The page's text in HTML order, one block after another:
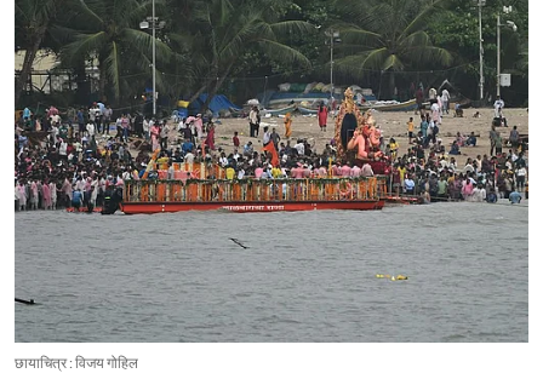
छायाचित्र : विजय गोहिल